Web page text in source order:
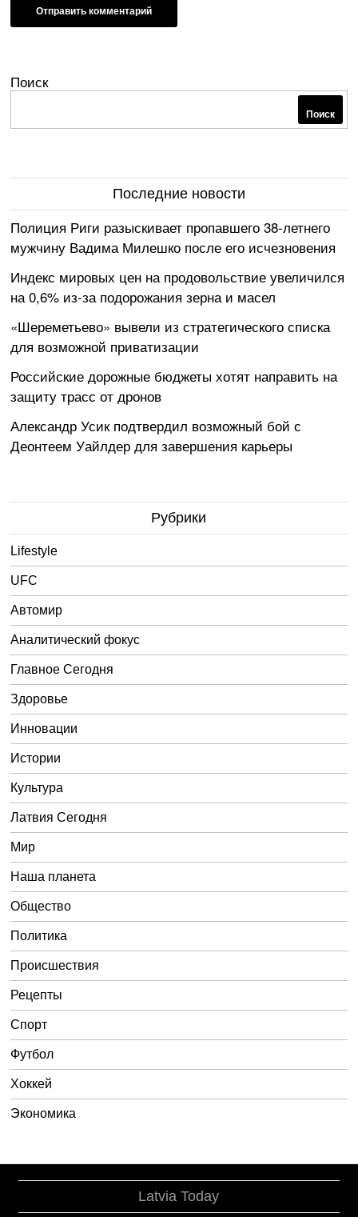
Поиск
Поиск
Последние новости
Полиция Риги разыскивает пропавшего 38-летнего
мужчину Вадима Милешко после его исчезновения
Индекс мировых цен на продовольствие увеличился
на 0,6% из-за подорожания зерна и масел
«Шереметьево» вывели из стратегического списка
для возможной приватизации
Российские дорожные бюджеты хотят направить на
защиту трасс от дронов
Александр Усик подтвердил возможный бой с
Деонтеем Уайлдер для завершения карьеры
Рубрики
Lifestyle
UFC
Автомир
Аналитический фокус
Главное Сегодня
Здоровье
Инновации
Истории
Культура
Латвия Сегодня
Мир
Наша планета
Общество
Политика
Происшествия
Рецепты
Спорт
Футбол
Хоккей
Экономика
Latvia Today